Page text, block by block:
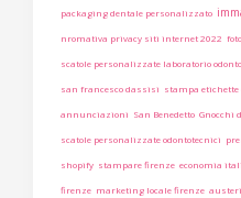
packaging dentale personalizzato
nromativa privacy siti internet 2022
scatole personalizzate laboratorio
san francesco dassisi stampa etichette
annunciazioni San Benedetto Gnocchi
scatole personalizzate odontotecnici
shopify stampare firenze economia
firenze marketing locale firenze